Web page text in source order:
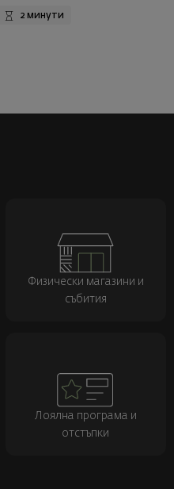
2 минути
Физически магазини и
събития
Лоялна програма и
отстъпки